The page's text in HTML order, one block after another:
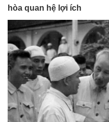
hòa quan hệ lợi ích